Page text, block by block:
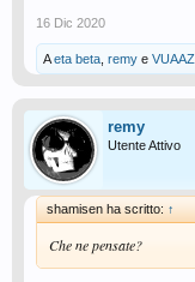
16 Dic 2020
Aeta beta remy e VUAAZ
remy
Utente Attivo
shamisen ha scritto: ↑
Che ne pensate?